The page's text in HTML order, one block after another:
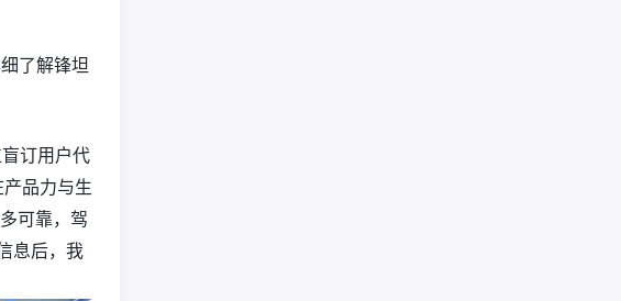
了解锋坦
订用户代
品力与生
可靠，驾
息后，我